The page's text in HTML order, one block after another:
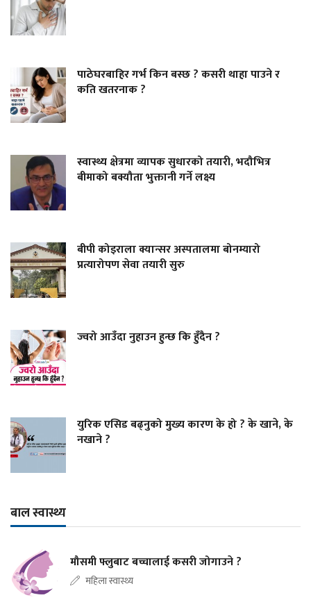
पाठेघरबाहिर गर्भ किन बस्छ ? कसरी थाहा पाउने र
कति खतरनाक ?
स्वास्थ्य क्षेत्रमा व्यापक सुधारको तयारी, भदौभित्र
बीमाको बक्यौता भुक्तानी गर्ने लक्ष्य
बीपी कोइराला क्यान्सर अस्पतालमा बोनम्यारो
प्रत्यारोपण सेवा तयारी सुरु
ज्वरो आउँदा नुहाउन हुन्छ कि हुँदैन ?
युरिक एसिड बढ्नुको मुख्य कारण के हो ? के खाने, के
नखाने ?
बाल स्वास्थ्य
मौसमी फ्लुबाट बच्चालाई कसरी जोगाउने ?
महिला स्वास्थ्य